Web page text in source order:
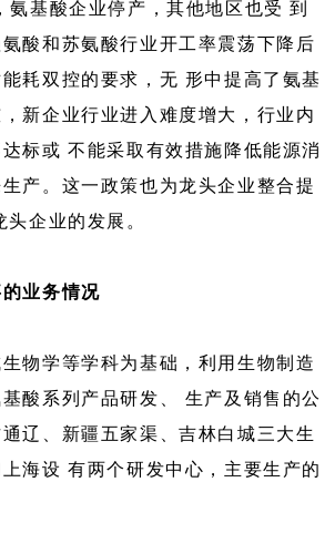
氨基酸企业停产，其他地区也受 到
酸和苏氨酸行业开工率震荡下降后
耗双控的要求，无 形中提高了氨基
新企业行业进入难度增大，行业内
标或 不能采取有效措施降低能源消
产。这一政策也为龙头企业整合提
头企业的发展。
业务情况
物学等学科为基础，利用生物制造
酸系列产品研发、 生产及销售的公
辽、新疆五家渠、吉林白城三大生
海设 有两个研发中心，主要生产的